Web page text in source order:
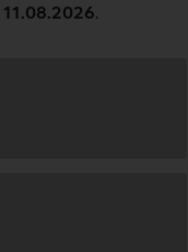
11.08.2026